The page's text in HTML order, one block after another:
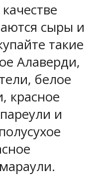
сыры и
такие
Алаверди,
белое
красное
и